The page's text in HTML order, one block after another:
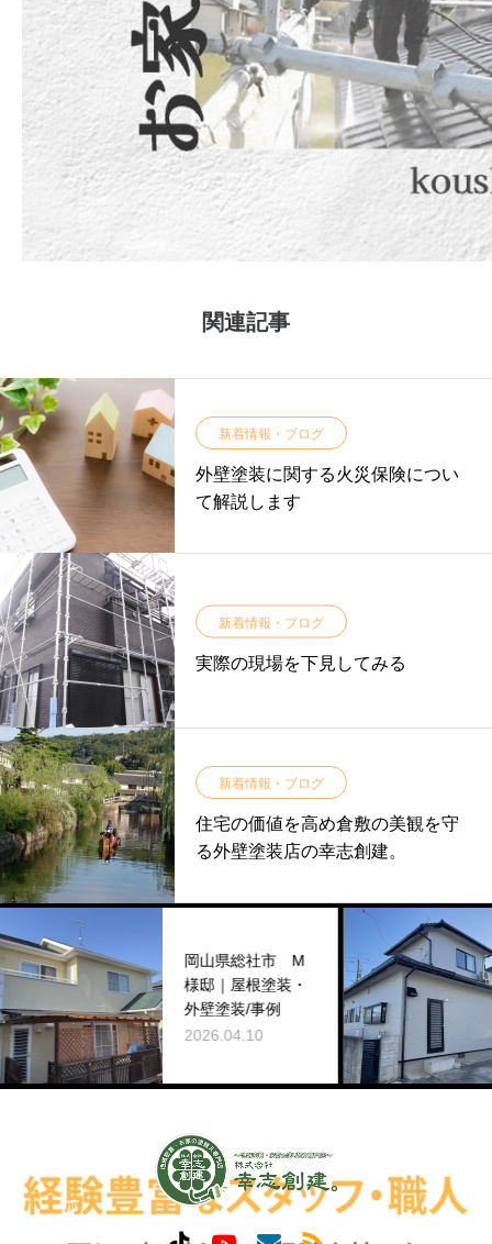
関連記事
新着情報・ブログ
外壁塗装に関する火災保険につい
て解説します
新着情報・ブログ
実際の現場を下見してみる
新着情報・ブログ
住宅の価値を高め倉敷の美観を守
る外壁塗装店の幸志創建。
岡山県総社市 M
様邸｜屋根塗装・
外壁塗装/事例
2026.04.10